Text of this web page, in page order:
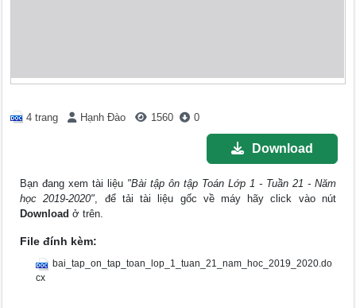
4 trang Hạnh Đào 1560 0
Download
Bạn đang xem tài liệu "Bài tập ôn tập Toán Lớp 1 - Tuần 21 - Năm
học 2019-2020", để tải tài liệu gốc về máy hãy click vào nút
Download ở trên.
File đính kèm:
bai_tap_on_tap_toan_lop_1_tuan_21_nam_hoc_2019_2020.do
cx